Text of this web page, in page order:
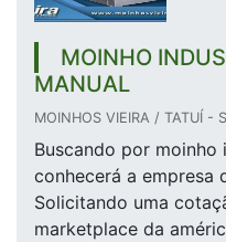
MOINHO
MANUAL
MOINHOS VIEIRA / TATUÍ -
Buscando por moinho
conhecerá a empresa
Solicitando uma
marketplace da